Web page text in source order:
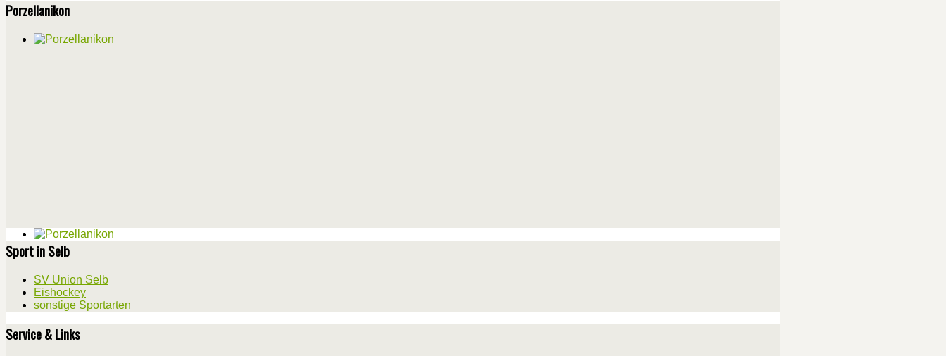
Porzellanikon
Sport in Selb
SV Union Selb
Eishockey
sonstige Sportarten
Service & Links